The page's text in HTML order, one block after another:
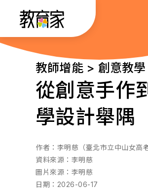
主
教師增能 > 創意教學
從創意手作
學設計舉隅
作者： 李明慈（臺北市立中山女高老
資料來源： 李明慈
圖片來源： 李明慈
日期： 2026-06-17